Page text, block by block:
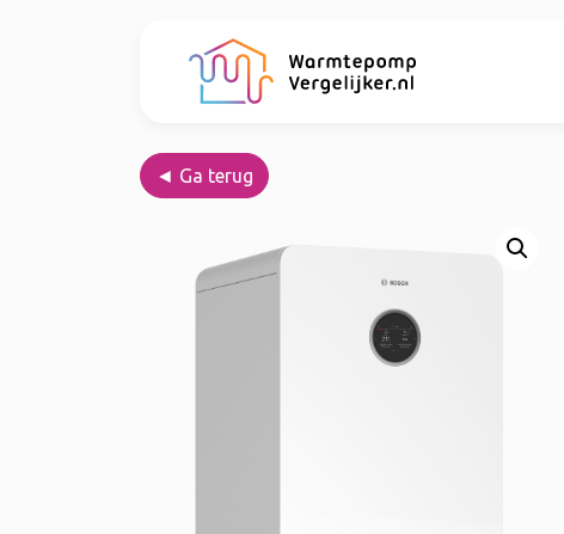
◄ Ga terug